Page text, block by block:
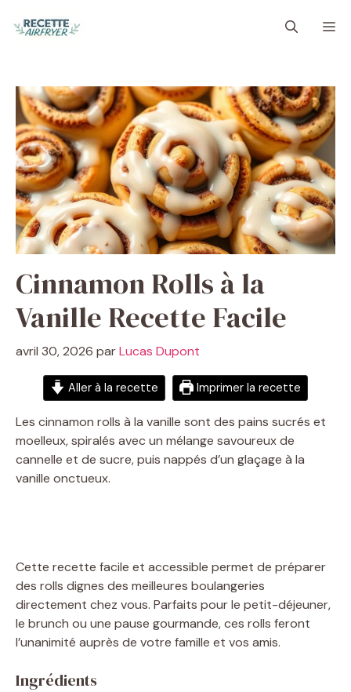
Cinnamon Rolls à la
Vanille Recette Facile
avril 30, 2026 parLucas Dupont
Aller à la recette Imprimer la recette
Les cinnamon rolls à la vanille sont des pains sucrés et
moelleux, spiralés avec un mélange savoureux de
cannelle et de sucre, puis nappés d’un glaçage à la
vanille onctueux.
Cette recette facile et accessible permet de préparer
des rolls dignes des meilleures boulangeries
directement chez vous. Parfaits pour le petit-déjeuner,
le brunch ou une pause gourmande, ces rolls feront
l’unanimité auprès de votre famille et vos amis.
Ingrédients